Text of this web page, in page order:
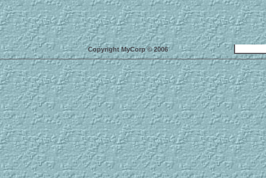
Copyright MyCorp © 2006